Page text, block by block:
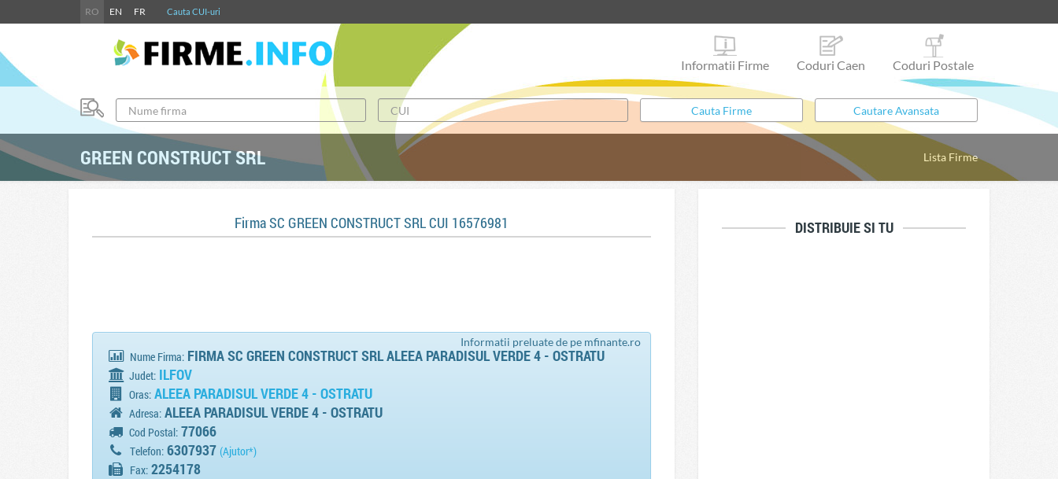
RO EN FR Cauta CUI-uri
Informatii Firme Coduri Caen Coduri Postale
GREEN CONSTRUCT SRL Lista Firme
Firma SC GREEN CONSTRUCT SRL CUI 16576981
Informatii preluate de pe mfinante.ro
Nume Firma: FIRMA SC GREEN CONSTRUCT SRL ALEEA PARADISUL VERDE 4 - OSTRATU
Judet: ILFOV
Oras: ALEEA PARADISUL VERDE 4 - OSTRATU
Adresa: ALEEA PARADISUL VERDE 4 - OSTRATU
Cod Postal: 77066
Telefon: 6307937(Ajutor*)
Fax: 2254178
DISTRIBUIE SI TU